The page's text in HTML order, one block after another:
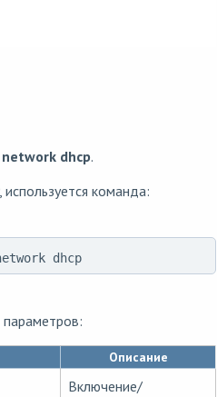
network dhcp.
команда:
dhcp
Описание
Включение/